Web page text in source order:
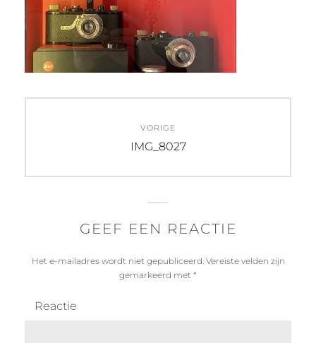
VORIGE
Vorig
IMG_8027
GEEF EEN REACTIE
Het e-mailadres wordt niet gepubliceerd.Vereiste velden zijn
gemarkeerd met *
Reactie